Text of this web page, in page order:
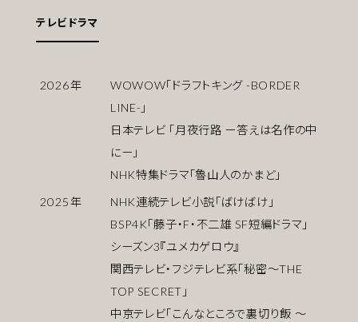
テレビドラマ
2026年
WOWOW「ドラフトキング -BORDER
LINE-」
日本テレビ 「月夜行路 ー答えは名作の中
にー」
NHK特集ドラマ「魯山人のかまど」
2025年
NHK連続テレビ小説「ばけばけ」
BSP4K「藤子・F・不二雄 SF短編ドラマ」
シーズン3『ユメカゲロウ』
関西テレビ・フジテレビ系「秘密～THE
TOP SECRET」
中京テレビ「こんなところで裏切り飯 〜